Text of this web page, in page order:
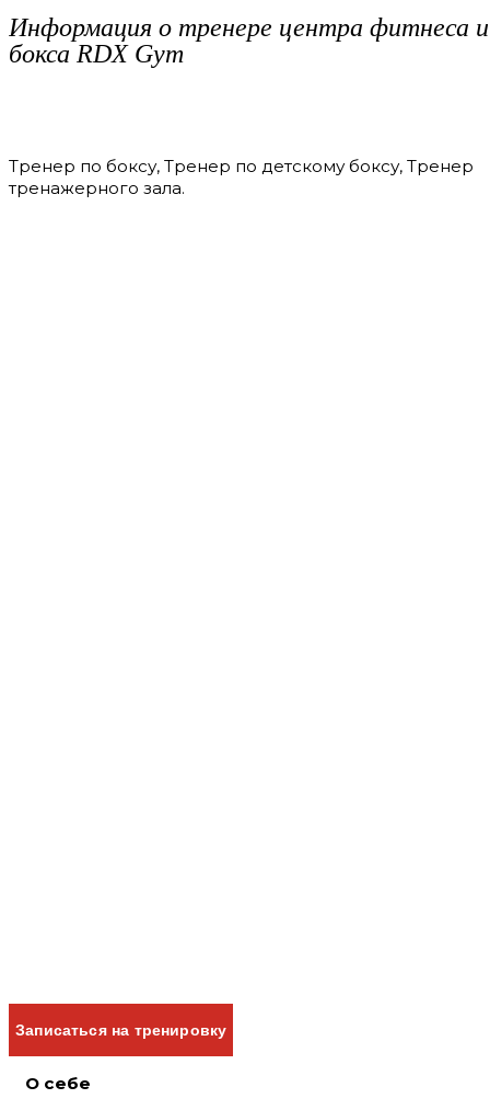
Информация о тренере центра фитнеса и
бокса RDX Gym
Тренер по боксу, Тренер по детскому боксу, Тренер
тренажерного зала.
Записаться на тренировку
О себе